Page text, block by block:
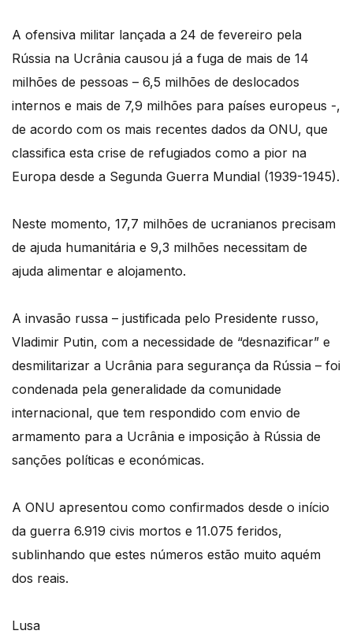
A ofensiva militar lançada a 24 de fevereiro pela
Rússia na Ucrânia causou já a fuga de mais de 14
milhões de pessoas – 6,5 milhões de deslocados
internos e mais de 7,9 milhões para países europeus -,
de acordo com os mais recentes dados da ONU, que
classifica esta crise de refugiados como a pior na
Europa desde a Segunda Guerra Mundial (1939-1945).
Neste momento, 17,7 milhões de ucranianos precisam
de ajuda humanitária e 9,3 milhões necessitam de
ajuda alimentar e alojamento.
A invasão russa – justificada pelo Presidente russo,
Vladimir Putin, com a necessidade de “desnazificar” e
desmilitarizar a Ucrânia para segurança da Rússia – foi
condenada pela generalidade da comunidade
internacional, que tem respondido com envio de
armamento para a Ucrânia e imposição à Rússia de
sanções políticas e económicas.
A ONU apresentou como confirmados desde o início
da guerra 6.919 civis mortos e 11.075 feridos,
sublinhando que estes números estão muito aquém
dos reais.
Lusa